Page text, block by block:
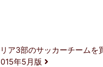
ーション
ア3部のサッカーチームを
年5月版